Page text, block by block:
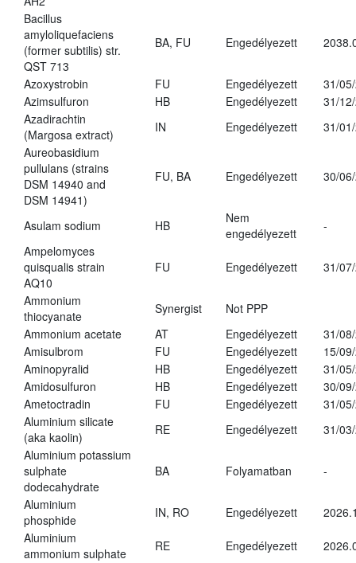
Bacillus
amyloliquefaciens
(former subtilis) str.
QST 713
BA, FU Engedélyezett
Azoxystrobin FU Engedélyezett
31/
Azimsulfuron
HB Engedélyezett
31/
Azadirachtin
(Margosa extract)
IN Engedélyezett
31/
Aureobasidium
pullulans (strains
DSM 14940 and
DSM 14941)
FU, BA Engedélyezett 30/
Asulam sodium HB
Nem
engedélyezett
-
Ampelomyces
quisqualis strain
AQ10
FU Engedélyezett 31/
Ammonium
thiocyanate
Synergist
Not PPP
Ammonium acetate
AT Engedélyezett
31/
Amisulbrom
FU Engedélyezett
15/
Aminopyralid
HB Engedélyezett
31/
Amidosulfuron
HB Engedélyezett
30/
Ametoctradin
FU Engedélyezett
31/
Aluminium silicate
(aka kaolin)
RE Engedélyezett
31/
Aluminium potassium
sulphate
dodecahydrate
BA Folyamatban -
Aluminium
phosphide
IN, RO Engedélyezett
Aluminium
ammonium sulphate
RE Engedélyezett